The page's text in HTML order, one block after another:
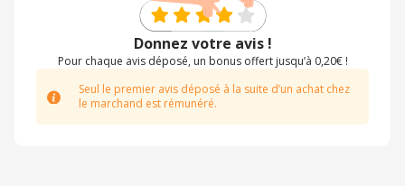
Donnez votre avis !
Pour chaque avis déposé, un bonus offert jusqu’à 0,20€ !
Seul le premier avis déposé à la suite d’un achat chez
le marchand est rémunéré.